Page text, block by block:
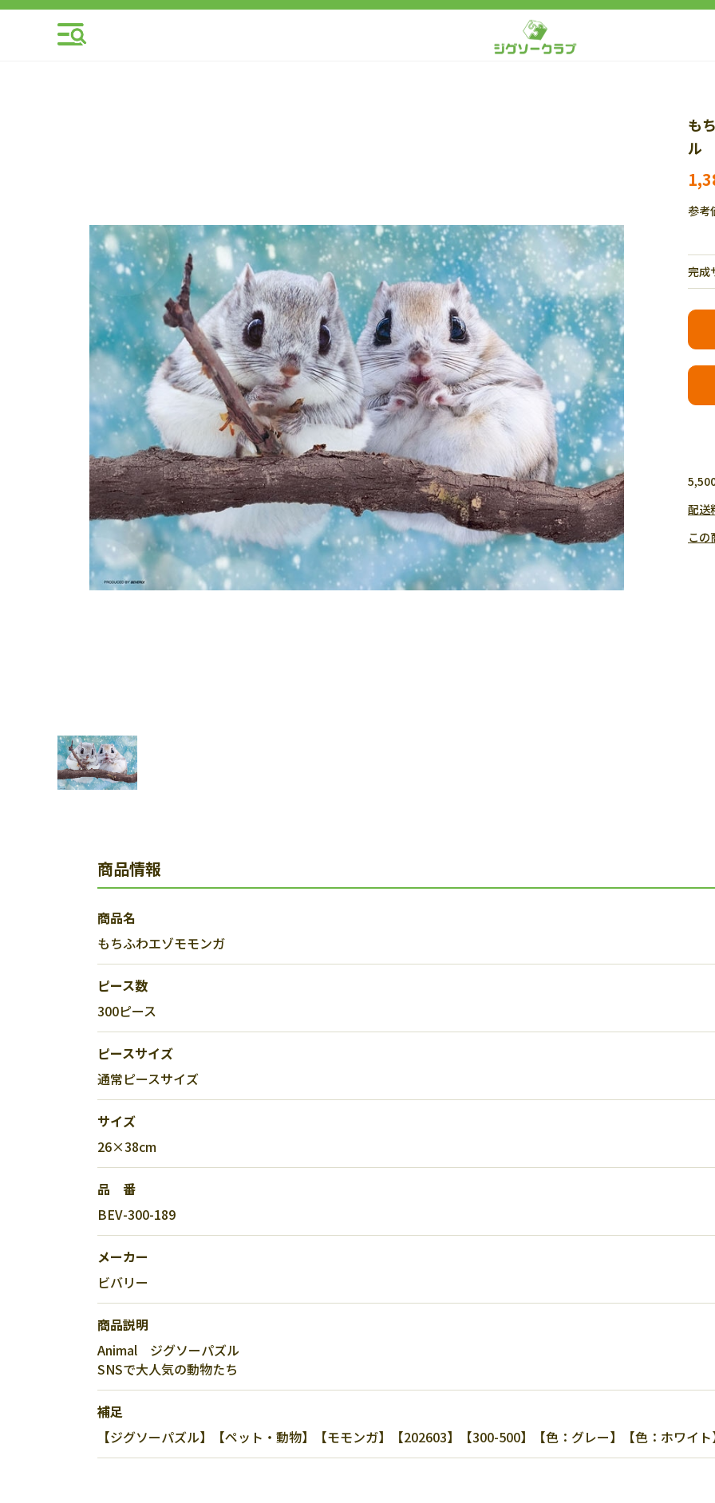
も
ル
参考
完成
配送
この
商品情報
商品名
もちふわエゾモモンガ
ピース数
300ピース
ピースサイズ
通常ピースサイズ
サイズ
26×38cm
品 番
BEV-300-189
メーカー
ビバリー
商品説明
Animal ジグソーパズル
SNSで大人気の動物たち
補足
【ジグソーパズル】【ペット・動物】【モモンガ】【202603】【300-500】【色：グレー】【色：ホワイ